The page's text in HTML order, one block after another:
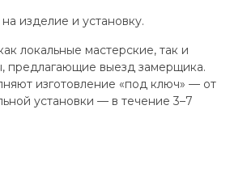
изделие и установку.
локальные мастерские, так и
предлагающие выезд замерщика.
изготовление «под ключ» — от
установки — в течение 3–7